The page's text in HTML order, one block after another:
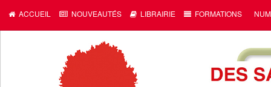
ACCUEIL NOUVEAUTÉS LIBRAIRIE FORMATIONS